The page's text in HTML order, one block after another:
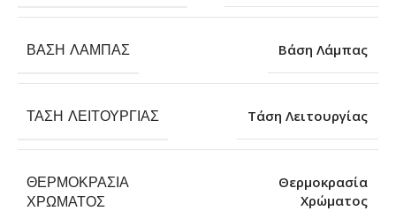
ΒΆΣΗ ΛΆΜΠΑΣ Βάση Λάμπας
ΤΆΣΗ ΛΕΙΤΟΥΡΓΊΑΣ Τάση Λειτουργίας
ΘΕΡΜΟΚΡΑΣΊΑ
ΧΡΏΜΑΤΟΣ
Θερμοκρασία
Χρώματος